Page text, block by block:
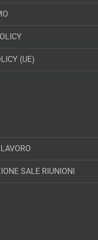
(UE)
SALE RIUNIONI